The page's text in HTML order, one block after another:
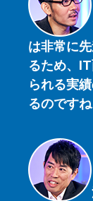
は非常に
るため、
られる実
るのですね